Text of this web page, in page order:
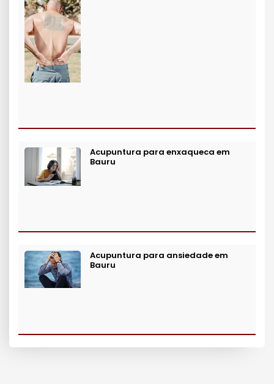
Acupuntura para enxaqueca em
Bauru
Acupuntura para ansiedade em
Bauru